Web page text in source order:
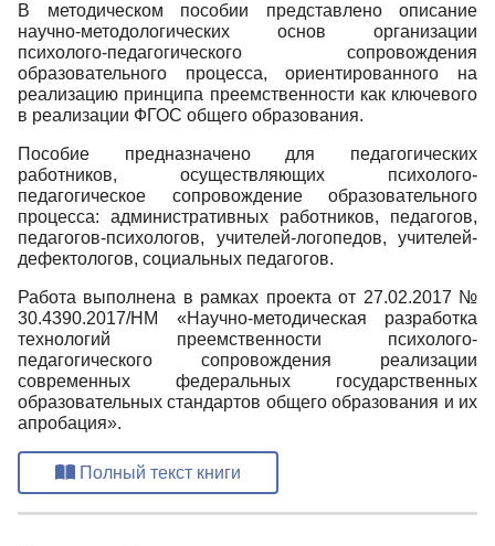
В методическом пособии представлено описание
научно-методологических основ организации
психолого-педагогического сопровождения
образовательного процесса, ориентированного на
реализацию принципа преемственности как ключевого
в реализации ФГОС общего образования.
Пособие предназначено для педагогических
работников, осуществляющих психолого-
педагогическое сопровождение образовательного
процесса: административных работников, педагогов,
педагогов-психологов, учителей-логопедов, учителей-
дефектологов, социальных педагогов.
Работа выполнена в рамках проекта от 27.02.2017 №
30.4390.2017/НМ «Научно-методическая разработка
технологий преемственности психолого-
педагогического сопровождения реализации
современных федеральных государственных
образовательных стандартов общего образования и их
апробация».
Полный текст книги